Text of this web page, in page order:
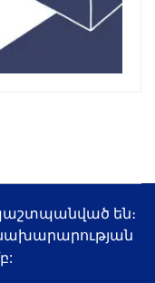
պաշտպանված են։